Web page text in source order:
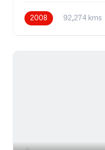
2008 92,274 kms